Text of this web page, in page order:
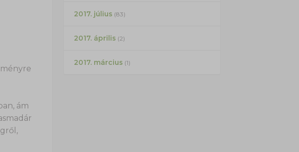
ám
2017. július (83)
2017. április (2)
2017. március (1)